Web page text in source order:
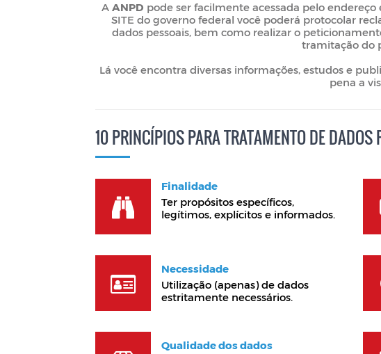
A ANPD pode ser facilmente acessada pelo
SITE do governo federal você poderá protocolar
dados pessoais, bem como realizar o
tramitação do
Lá você encontra diversas informações, estudos e
pena a
10 PRINCÍPIOS PARA TRATAMENTO DE DADOS
Finalidade
Ter propósitos específicos,
legítimos, explícitos e informados.
Necessidade
Utilização (apenas) de dados
estritamente necessários.
Qualidade dos dados